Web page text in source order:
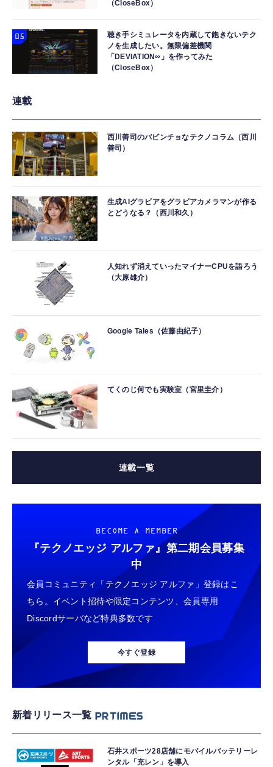
（CloseBox）
聴き手シミュレータを内蔵して飽きないテク
ノを生成したい。無限偏差機関
「DEVIATION∞」を作ってみた
（CloseBox）
連載
西川善司のバビンチョなテクノコラム（西川
善司）
生成AIグラビアをグラビアカメラマンが作る
とどうなる？（西川和久）
人知れず消えていったマイナーCPUを語ろう
（大原雄介）
Google Tales（佐藤由紀子）
てくのじ何でも実験室（宮里圭介）
連載一覧
BECOME A MEMBER
『テクノエッジ アルファ』 第二期会員募集
中
会員コミュニティ「テクノエッジ アルファ」登録はこ
ちら。イベント招待や限定コンテンツ、会員専用
Discordサーバなど特典多数です
今すぐ登録
新着リリース一覧
石井スポーツ28店舗にモバイルバッテリーレ
ンタル「充レン」を導入